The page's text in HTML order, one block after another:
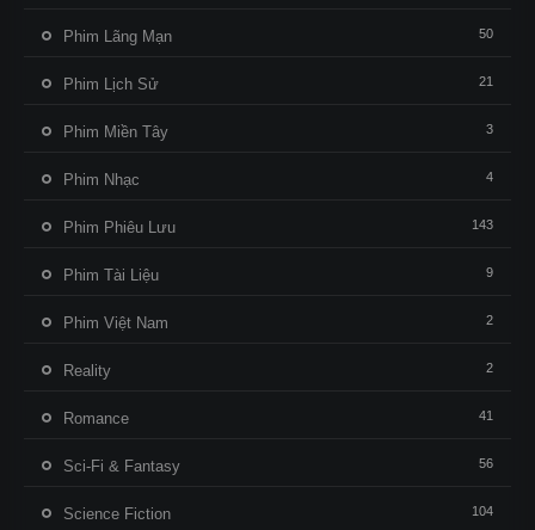
Phim Lãng Mạn 50
Phim Lịch Sử 21
Phim Miền Tây 3
Phim Nhạc 4
Phim Phiêu Lưu 143
Phim Tài Liệu 9
Phim Việt Nam 2
Reality 2
Romance 41
Sci-Fi & Fantasy 56
Science Fiction 104